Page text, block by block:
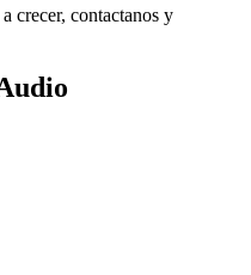
crecer, contactanos y